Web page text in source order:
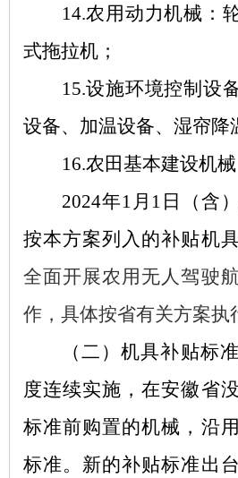
14.农用动力机械：
式拖拉机；
15.设施环境控制设
设备、加温设备、湿帘降
16.农田基本建设机械
2024年1月1日（含
按本方案列入的补贴机
全面开展农用无人驾驶
作，具体按省有关方案执
（二）机具补贴标
度连续实施，在安徽省
标准前购置的机械，沿
标准。新的补贴标准出